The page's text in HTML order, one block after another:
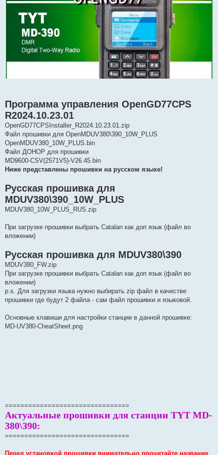
Программа управления OpenGD77CPS
R2024.10.23.01
OpenGD77CPSInstaller_R2024.10.23.01.zip
Файл прошивки для OpenMDUV380\390_10W_PLUS
OpenMDUV380_10W_PLUS.bin
Файл ДОНОР для прошивки
MD9600-CSV(2571V5)-V26.45.bin
Ниже представлены прошивки на русском языке!
Русская прошивка для
MDUV380\390_10W_PLUS
MDUV380_10W_PLUS_RUS.zip
При загрузке прошивки выбрать Catalan как доп язык (файл во
вложении)
Русская прошивка для MDUV380\390
MDUV380_FW.zip
При загрузке прошивки выбрать Catalan как доп язык (файл во
вложении)
p.s. Для загрузки языка нужно выбирать zip файл в качестве
прошивки где будут 2 файла - сам файл прошивки и языковой.
Основные клавиши для настройки станции в данной прошивке:
MD-UV380-CheatSheet.png
================================
Актуальные прошивки для станции TYT MD-
380\390:
================================
Перед установкой прошивки внимательно прочитайте название